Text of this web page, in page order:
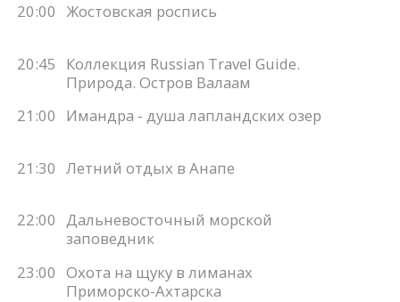
20:00 Жостовская роспись
20:45
Коллекция Russian Travel Guide.
Природа. Остров Валаам
21:00
Имандра - душа лапландских озер
21:30 Летний отдых в Анапе
22:00 Дальневосточный морской
заповедник
23:00 Охота на щуку в лиманах
Приморско-Ахтарска